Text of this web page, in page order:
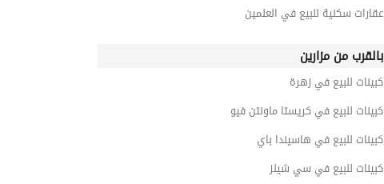
عقارات سكنية للبيع في العلمين
بالقرب من مزارين
كبينات للبيع في زهرة
كبينات للبيع في كريستا ماونتن فيو
كبينات للبيع في هاسيندا باي
كبينات للبيع في سي شيلز